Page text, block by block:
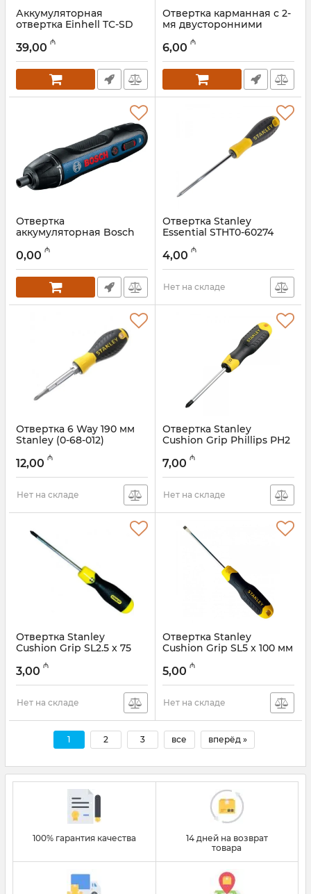
Аккумуляторная
отвертка Einhell TC-SD
Артикул:
39,00 ₼
Отвертка карманная с 2-
мя двусторонними
344M)
Артикул: 018000061
6,00 ₼
Отвертка
аккумуляторная Bosch
Артикул:
0,00 ₼
Отвертка Stanley
Essential STHT0-60274
Артикул:
4,00 ₼
Нет на складе
Отвертка 6 Way 190 мм
Stanley (0-68-012)
Артикул:
12,00 ₼
Нет на складе
Отвертка Stanley
Cushion Grip Phillips РН2
Артикул:
7,00 ₼
Нет на складе
Отвертка Stanley
Cushion Grip SL2.5 x 75
Артикул:
3,00 ₼
Нет на складе
Отвертка Stanley
Cushion Grip SL5 x 100 мм
Артикул:
5,00 ₼
Нет на складе
1 2 3 все вперёд »
100% гарантия качества
14 дней на возврат
товара